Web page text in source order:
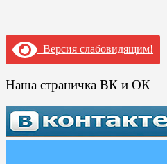
Версия слабовидящим!
Наша страничка ВК и ОК